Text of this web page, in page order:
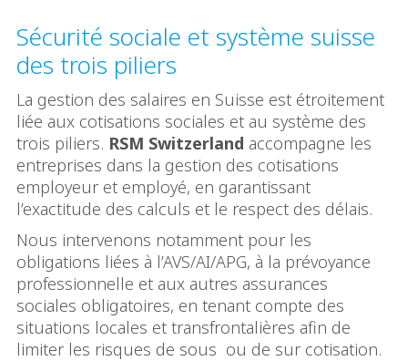
Sécurité sociale et système suisse
des trois piliers
La gestion des salaires en Suisse est étroitement
liée aux cotisations sociales et au système des
trois piliers. RSM Switzerland accompagne les
entreprises dans la gestion des cotisations
employeur et employé, en garantissant
l’exactitude des calculs et le respect des délais.
Nous intervenons notamment pour les
obligations liées à l’AVS/AI/APG, à la prévoyance
professionnelle et aux autres assurances
sociales obligatoires, en tenant compte des
situations locales et transfrontalières afin de
limiter les risques de sous ou de sur cotisation.